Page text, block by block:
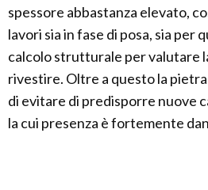
spessore abbastanza elevato,
lavori sia in fase di posa, sia per
calcolo strutturale per valutare
rivestire. Oltre a questo la
di evitare di predisporre nuove
la cui presenza è fortemente